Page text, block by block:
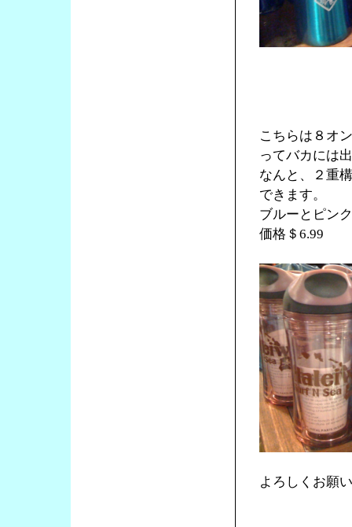
こちらは８オ
ってバカには
なんと、２重
できます。
ブルーとピン
価格＄6.99
よろしくお願